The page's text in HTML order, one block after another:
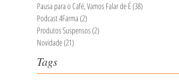
Pausa para o Café, Vamos Falar de É(38)
Podcast 4Farma(2)
Produtos Suspensos(2)
Novidade(21)
Tags